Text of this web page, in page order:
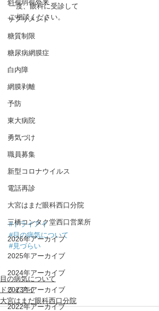
斜視弱視外来
サプリメント
糖質制限
糖尿病網膜症
白内障
網膜剥離
予防
東大病院
勇気づけ
職員募集
新型コロナウイルス
電話再診
大宮はまだ眼科西口分院
三橋コンタク堂西口営業所
2026年アーカイブ
2025年アーカイブ
2024年アーカイブ
2023年アーカイブ
2022年アーカイブ
一度、眼科に受診して﻿
ご相談ください。
#ドライアイ
#目の病気について
#見づらい
目の病気について
ドライアイ
大宮はまだ眼科西口分院